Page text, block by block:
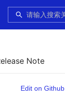
Note
Edit on Github